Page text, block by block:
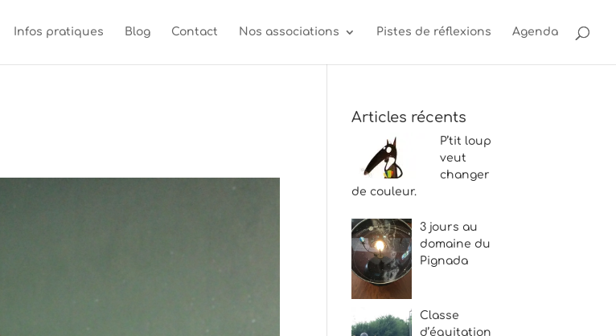
Infos pratiques Blog Contact Nos associations Pistes de réflexions Agenda
Articles récents
P’tit loup
veut
changer
de couleur.
3 jours au
domaine du
Pignada
Classe
d’équitation